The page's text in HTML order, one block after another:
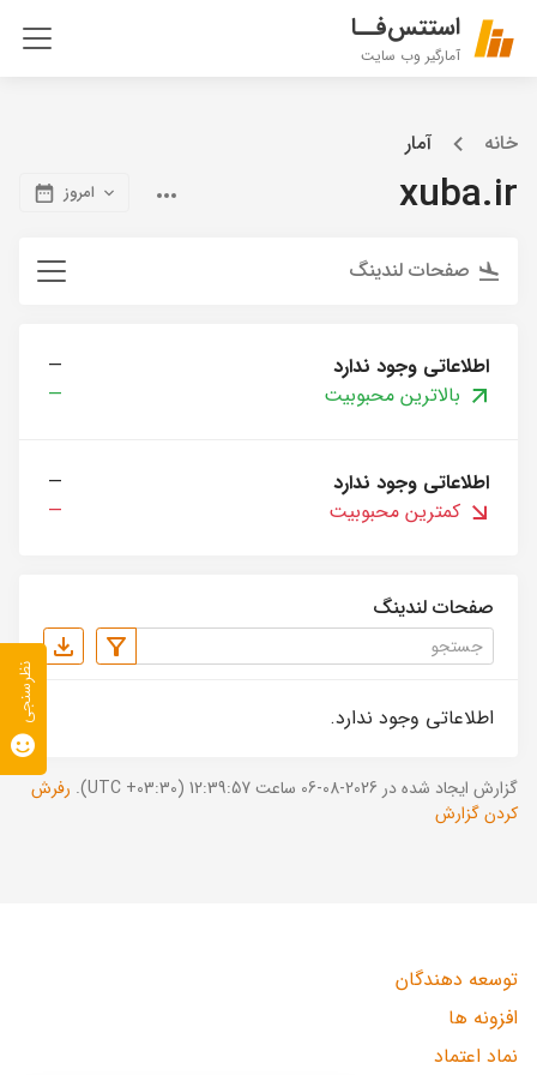
استتس‌فــا
آمارگیر وب سایت
خانه آمار
xuba.ir امروز
صفحات لندینگ
اطلاعاتی وجود ندارد
—
بالاترین محبوبیت
—
اطلاعاتی وجود ندارد
—
کمترین محبوبیت
—
صفحات لندینگ
اطلاعاتی وجود ندارد.
گزارش ایجاد شده در 2026-08-06 ساعت 12:39:57 (UTC +03:30).
رفرش
کردن گزارش
توسعه دهندگان
افزونه ها
نماد اعتماد
نظرسنجی